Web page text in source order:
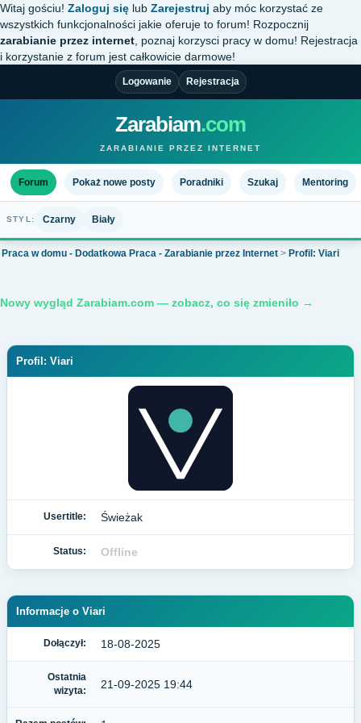
Witaj gościu! Zaloguj się lub Zarejestruj aby móc korzystać ze
wszystkich funkcjonalności jakie oferuje to forum! Rozpocznij
zarabianie przez internet , poznaj korzysci pracy w domu! Rejestracja
i korzystanie z forum jest całkowicie darmowe!
Logowanie Rejestracja
Zarabiam.com
ZARABIANIE PRZEZ INTERNET
Forum Pokaż nowe posty Poradniki Szukaj Mentoring
STYL: Czarny Biały
Praca w domu - Dodatkowa Praca - Zarabianie przez Internet > Profil: Viari
Nowy wygląd Zarabiam.com — zobacz, co się zmieniło →
Profil: Viari
Usertitle: Świeżak
Status: Offline
Informacje o Viari
Dołączył: 18-08-2025
Ostatnia
wizyta:
21-09-2025 19:44